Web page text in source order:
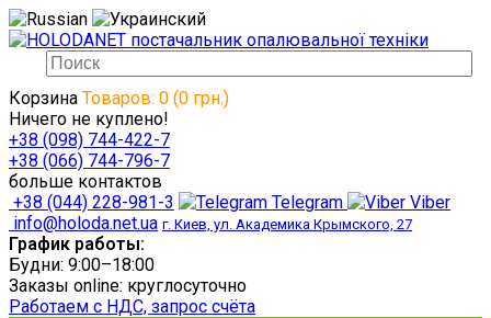
Корзина Товаров: 0 (0 грн.)
Ничего не куплено!
+38 (098) 744-422-7
+38 (066) 744-796-7
больше контактов
+38 (044) 228-981-3
Telegram
Viber
info@holoda.net.ua г. Киев, ул. Академика Крымского, 27
График работы:
Будни: 9:00–18:00
Заказы online: круглосуточно
Работаем с НДС, запрос счёта